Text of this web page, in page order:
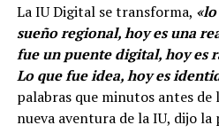
La IU Digital se transforma,
sueño regional, hoy es una
fue un puente digital, hoy es
Lo que fue idea, hoy es
palabras que minutos antes
nueva aventura de la IU, dijo